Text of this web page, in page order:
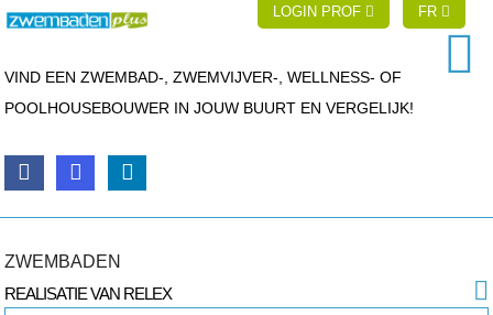
LOGIN PROF FR
VIND EEN ZWEMBAD-, ZWEMVIJVER-, WELLNESS- OF
POOLHOUSEBOUWER IN JOUW BUURT EN VERGELIJK!
ZWEMBADEN
REALISATIE VAN RELEX